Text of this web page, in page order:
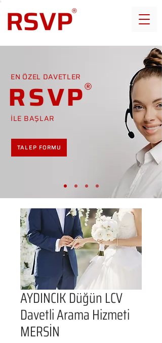
EN ÖZEL DAVETLER
RSVP
İLE BAŞLAR
TALEP FORMU
AYDINCIK Düğün LCV
Davetli Arama Hizmeti
MERSİN